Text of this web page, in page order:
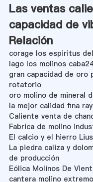
Las ventas
capacidad de
Relación
corage los espiritus
lago los molinos
gran capacidad de oro
rotatorio
oro molino de mineral
la mejor calidad fina
Caliente venta de
Fabrica de molino
El calcio y el hierro
La piedra caliza y
de producción
Eólica Molinos De
cantera molino